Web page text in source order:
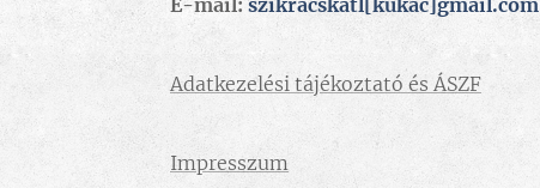
E-mail: szikracskatl[kukac]gmail.com
Adatkezelési tájékoztató és ÁSZF
Impresszum